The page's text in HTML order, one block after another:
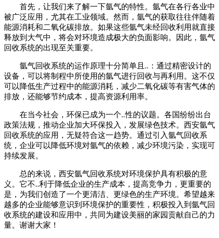
首先，让我们来了解一下氩气的特性。氩气在各行各业中
被广泛应用，尤其在工业领域。然而，氩气的获取往往伴随着
能源消耗和二氧化碳排放。如果这些氩气未经回收利用就直接
释放到大气中，将会对环境造成极大的负面影响。因此，氩气
回收系统的出现至关重要。
氩气回收系统的运作原理十分简单且..：通过精密设计的
设备，可以将制程中所使用的氩气进行回收与再利用。这不仅
可以降低生产过程中的能源消耗，减少二氧化碳等有害气体的
排放，还能够节约成本，提高资源利用率。
在当今社会，环保已成为一个..性的议题。各国纷纷出台
政策法规，推动企业加大环保投入，发展绿色技术。西安氩气
回收系统的应用，无疑符合这一趋势。通过引入氩气回收系
统，企业可以降低环境对氩气的依赖，减少环境污染，实现可
持续发展。
总的来说，西安氩气回收系统对环境保护具有积极的意
义。它不..利于降低企业的生产成本，提高竞争力，更重要的
是，为我们创造了一个更清洁、更绿色的生产环境。希望越来
越多的企业能够意识到环境保护的重要性，积极投入到氩气回
收系统的建设和应用中，共同为建设美丽的家园贡献自己的力
量。谢谢大家！